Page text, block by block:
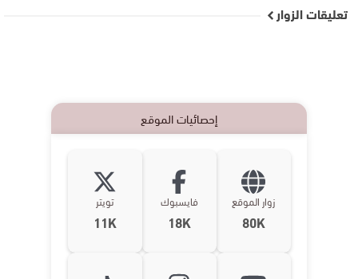
تعليقات الزوار
إحصائيات الموقع
زوار الموقع
80K
فايسبوك
18K
تويتر
11K